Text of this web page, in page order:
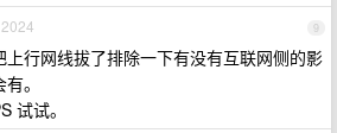
9
上行网线拔了排除一下有没有互联网侧的影
。
试试。